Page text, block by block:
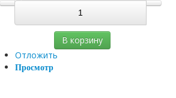
В корзину
Отложить
Просмотр